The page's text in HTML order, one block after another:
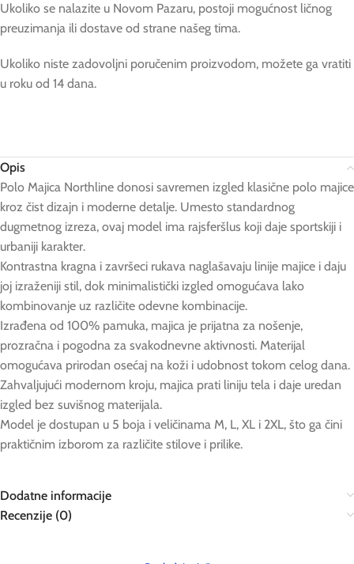
Ukoliko se nalazite u Novom Pazaru, postoji mogućnost ličnog
preuzimanja ili dostave od strane našeg tima.
Ukoliko niste zadovoljni poručenim proizvodom, možete ga vratiti
u roku od 14 dana.
Opis
Polo Majica Northline donosi savremen izgled klasične polo majice
kroz čist dizajn i moderne detalje. Umesto standardnog
dugmetnog izreza, ovaj model ima rajsferšlus koji daje sportskiji i
urbaniji karakter.
Kontrastna kragna i završeci rukava naglašavaju linije majice i daju
joj izraženiji stil, dok minimalistički izgled omogućava lako
kombinovanje uz različite odevne kombinacije.
Izrađena od 100% pamuka, majica je prijatna za nošenje,
prozračna i pogodna za svakodnevne aktivnosti. Materijal
omogućava prirodan osećaj na koži i udobnost tokom celog dana.
Zahvaljujući modernom kroju, majica prati liniju tela i daje uredan
izgled bez suvišnog materijala.
Model je dostupan u 5 boja i veličinama M, L, XL i 2XL, što ga čini
praktičnim izborom za različite stilove i prilike.
Dodatne informacije
Recenzije (0)